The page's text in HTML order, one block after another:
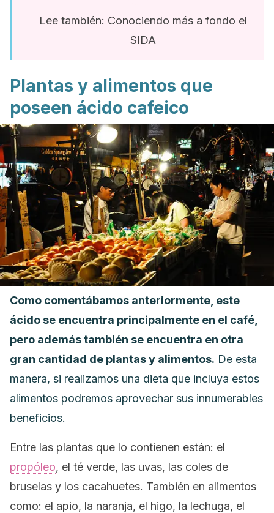
Lee también: Conociendo más a fondo el
SIDA
Plantas y alimentos que
poseen ácido cafeico
Como comentábamos anteriormente, este
ácido se encuentra principalmente en el café,
pero además también se encuentra en otra
gran cantidad de plantas y alimentos. De esta
manera, si realizamos una dieta que incluya estos
alimentos podremos aprovechar sus innumerables
beneficios.
Entre las plantas que lo contienen están: el
propóleo, el té verde, las uvas, las coles de
bruselas y los cacahuetes. También en alimentos
como: el apio, la naranja, el higo, la lechuga, el